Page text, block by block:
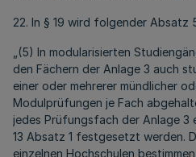
22. In § 19 wird folgender Absatz
„(5) In modularisierten
den Fächern der Anlage 3 auch
einer oder mehrerer mündlicher
Modulprüfungen je Fach
jedes Prüfungsfach der Anlage 3
13 Absatz 1 festgesetzt werden.
einzelnen Hochschulen